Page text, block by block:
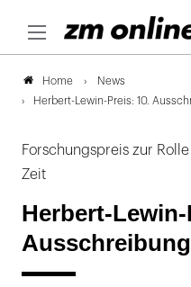
Home
News
Herbert-Lewin-Preis: 10.
Forschungspreis zur
Zeit
Herbert-Lewin-